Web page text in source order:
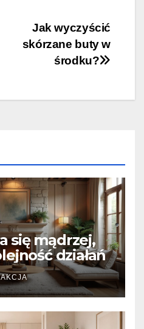
Jak wyczyścić
skórzane buty w
środku?
się mądrzej,
działań